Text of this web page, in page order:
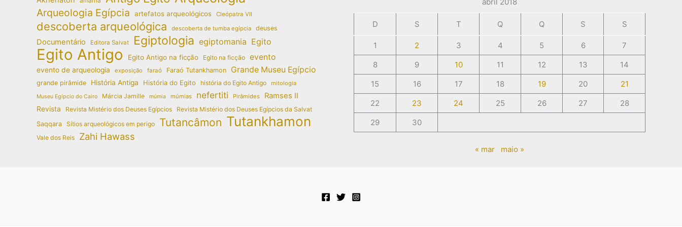
Arqueologia Egípcia artefatos arqueológicos Cleópatra VII
descoberta arqueológica descoberta de tumba egípcia deuses
Documentário Editora Salvat Egiptologia egiptomania Egito
Egito Antigo Egito Antigo na ficção Egito na ficção evento
evento de arqueologia exposição faraó Faraó Tutankhamon Grande Museu Egípcio
grande pirâmide História Antiga História do Egito história do Egito Antigo mitologia
Museu Egípcio do Cairo Márcia Jamille múmia múmias nefertiti Pirâmides Ramses II
Revista Revista Mistério dos Deuses Egípcios
Revista Mistério dos Deuses Egípcios da Salvat
Saqqara Sítios arqueológicos em perigo Tutancâmon Tutankhamon
Vale dos Reis Zahi Hawass
D S T Q Q S S
1 2 3 4 5 6
7
8
9 10 11 12 13
14
15
16 17 18 19 20
21
22
23 24 25 26 27
28
29
30
« mar maio »